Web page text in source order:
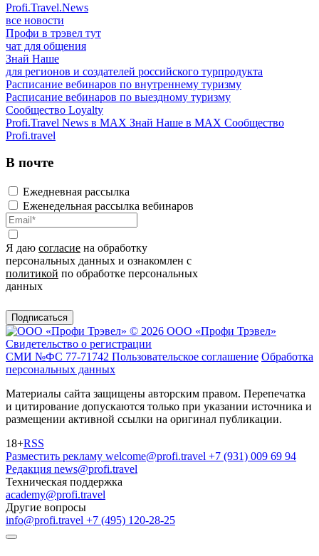
Profi.Travel.News
все новости
Профи в трэвел тут
чат для общения
Знай Наше
для регионов и создателей российского турпродукта
Расписание вебинаров по внутреннему туризму
Расписание вебинаров по выездному туризму
Сообщество Loyalty
Profi.Travel News в MAX Знай Наше в MAX Сообщество
Profi.travel
В почте
Ежедневная рассылка
Еженедельная рассылка вебинаров
Я даю согласие на обработку
персональных данных и ознакомлен с
политикой по обработке персональных
данных
Подписаться
© 2026 ООО «Профи Трэвeл»
Свидетельство о регистрации
СМИ №ФС 77-71742 Пользовательское соглашение Обработка
персональных данных
Материалы сайта защищены авторским правом. Перепечатка
и цитирование допускаются только при указании источника и
размещении активной ссылки на оригинал публикации.
18+RSS
Разместить рекламу welcome@profi.travel +7 (931) 009 69 94
Редакция news@profi.travel
Техническая поддержка
academy@profi.travel
Другие вопросы
info@profi.travel +7 (495) 120-28-25